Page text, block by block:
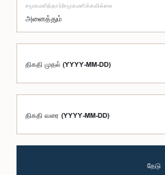
சமூகமளித்தார்/சமூகமளிக்கவில்லை
திகதி முதல் (YYYY-MM-DD)
திகதி வரை (YYYY-MM-DD)
தேடு